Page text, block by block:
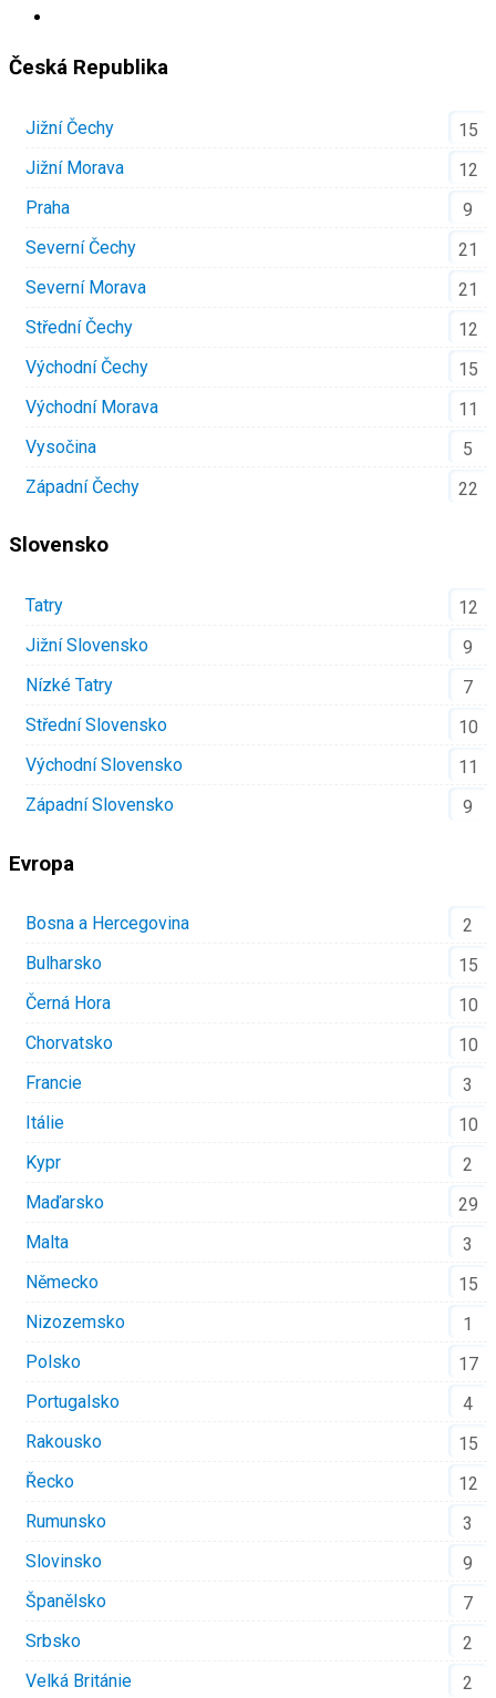
Česká Republika
Jižní Čechy
15
Jižní Morava
12
Praha
9
Severní Čechy
21
Severní Morava
21
Střední Čechy
12
Východní Čechy
15
Východní Morava
11
Vysočina
5
Západní Čechy
22
Slovensko
Tatry
12
Jižní Slovensko
9
Nízké Tatry
7
Střední Slovensko
10
Východní Slovensko
11
Západní Slovensko
9
Evropa
Bosna a Hercegovina
2
Bulharsko
15
Černá Hora
10
Chorvatsko
10
Francie
3
Itálie
10
Kypr
2
Maďarsko
29
Malta
3
Německo
15
Nizozemsko
1
Polsko
17
Portugalsko
4
Rakousko
15
Řecko
12
Rumunsko
3
Slovinsko
9
Španělsko
7
Srbsko
2
Velká Británie
2